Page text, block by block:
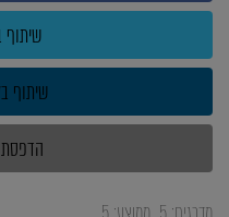
שיתוף
שיתוף